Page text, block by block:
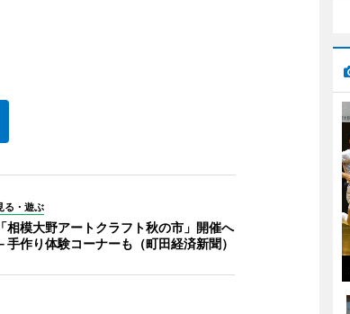
る・遊ぶ
「相模大野アートクラフト秋の市」開催へ
手作り体験コーナーも（町田経済新聞）